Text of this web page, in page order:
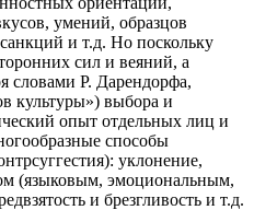
умений, образцов
и т.д. Но поскольку
сил и веяний, а
словами Р. Дарендорфа,
культуры») выбора и
опыт отдельных лиц и
способы
уклонение,
(языковым, эмоциональным,
и брезгливость и т.д.